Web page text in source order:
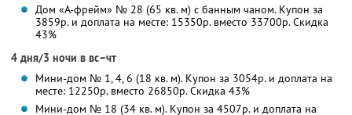
Дом «А-фрейм» № 28 (65 кв. м) с банным чаном. Купон за
3859р. и доплата на месте: 15350р. вместо 33700р. Скидка
43%
4 дня/3 ночи в вс–чт
Мини-дом № 1, 4, 6 (18 кв. м). Купон за 3054р. и доплата на
месте: 12250р. вместо 26850р. Скидка 43%
Мини-дом № 18 (34 кв. м). Купон за 4507р. и доплата на